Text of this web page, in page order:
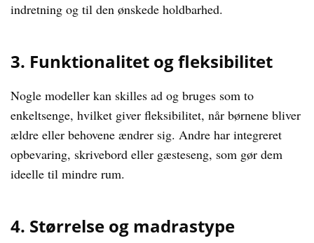
indretning og til den ønskede holdbarhed.
3. Funktionalitet og fleksibilitet
Nogle modeller kan skilles ad og bruges som to
enkeltsenge, hvilket giver fleksibilitet, når børnene bliver
ældre eller behovene ændrer sig. Andre har integreret
opbevaring, skrivebord eller gæsteseng, som gør dem
ideelle til mindre rum.
4. Størrelse og madrastype